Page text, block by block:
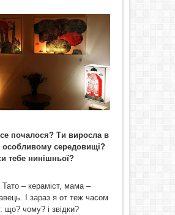
почалося? Ти виросла в
особливому середовищі?
тебе нинішньої?
– кераміст, мама –
І зараз я от теж часом
що? чому? і звідки?